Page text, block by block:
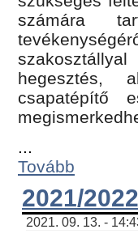
számára
hegesztés,
csapatépítő
...
Tovább
2021/
2021. 09. 13. -